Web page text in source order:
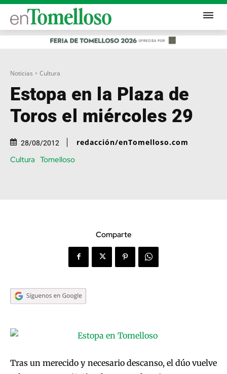
Noticias Cultura
Estopa en la Plaza de
Toros el miércoles 29
28/08/2012 redacción/enTomelloso.com
Cultura Tomelloso
Comparte
Tras un merecido y necesario descanso, el dúo vuelve